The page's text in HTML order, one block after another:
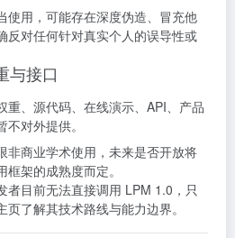
使用，可能存在深度伪造、冒充他
反对任何针对真实个人的误导性或
与接口
重、源代码、在线演示、API、产品
对外提供。
非商业学术使用，未来是否开放将
架的成熟度而定。
者目前无法直接调用 LPM 1.0，只
了解其技术路线与能力边界。